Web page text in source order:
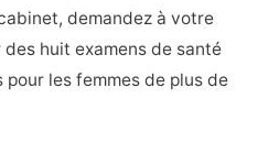
demandez à votre
huit examens de santé
les femmes de plus de